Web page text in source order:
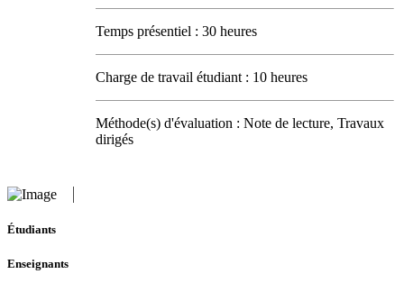
Temps présentiel : 30 heures
Charge de travail étudiant : 10 heures
Méthode(s) d'évaluation : Note de lecture, Travaux
dirigés
Étudiants
Enseignants